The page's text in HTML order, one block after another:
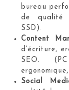
bureau
de qualité
SSD).
Content
d’écriture,
SEO.
Social